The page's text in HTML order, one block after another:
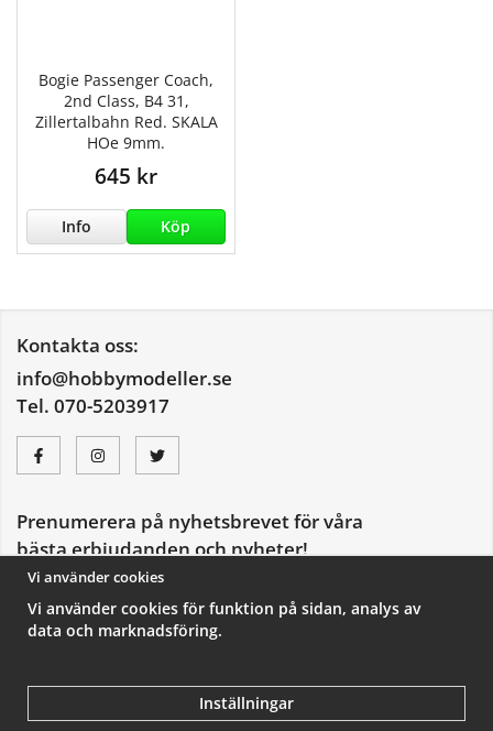
Bogie Passenger Coach,
2nd Class, B4 31,
Zillertalbahn Red. SKALA
HOe 9mm.
645 kr
Info Köp
Kontakta oss:
info@hobbymodeller.se
Tel. 070-5203917
Prenumerera på nyhetsbrevet för våra
bästa erbjudanden och nyheter!
E-
postadress
De uppgifter du matar in kommer endast användas till våra nyhetsbrev.
Vi använder cookies
Vi använder cookies för funktion på sidan, analys av
data och marknadsföring.
Inställningar